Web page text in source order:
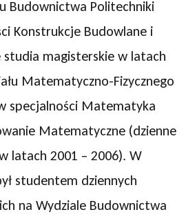
Budownictwa Politechniki
Konstrukcje Budowlane i
studia magisterskie w latach
Matematyczno-Fizycznego
specjalności Matematyka
Matematyczne (dzienne
latach 2001 – 2006). W
studentem dziennych
na Wydziale Budownictwa